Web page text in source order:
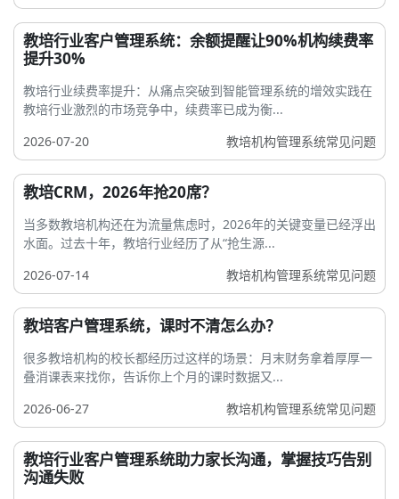
教培行业客户管理系统：余额提醒让90%机构续费率
提升30%
教培行业续费率提升：从痛点突破到智能管理系统的增效实践在
教培行业激烈的市场竞争中，续费率已成为衡...
2026-07-20
教培机构管理系统常见问题
教培CRM，2026年抢20席？
当多数教培机构还在为流量焦虑时，2026年的关键变量已经浮出
水面。过去十年，教培行业经历了从“抢生源...
2026-07-14
教培机构管理系统常见问题
教培客户管理系统，课时不清怎么办？
很多教培机构的校长都经历过这样的场景：月末财务拿着厚厚一
叠消课表来找你，告诉你上个月的课时数据又...
2026-06-27
教培机构管理系统常见问题
教培行业客户管理系统助力家长沟通，掌握技巧告别
沟通失败